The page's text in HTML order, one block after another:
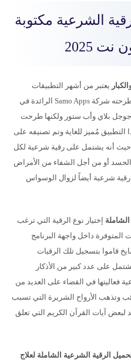
الشرعية مكتوبة
2025
يعتبر من أشهر التطبيقات
الإسلامية الخاصة بالرقية الشرعية وقد طرحته شركة Samo Apps الرائدة في
جوجل بلاي وأب ستور ولكنها طرحت
التطبيق مُميز للغاية وتم تصنيفه على
حيث أنه يشتمل على رقية شرعية لكل
أو من أجل الشفاء من الأمراض
رقية شرعية أيضاً لزوال الوسواس
إختيار نوع الرقية التي ترغب
المتوفرة داخل واجهة البرنامج
قاموا بتسجيل تلك الرقيات
على عدد كبير من الأذكار
فعاليتها في القضاء على العديد من
وتذهب الأرواح الشريرة التي تسبب
لبعض آيات القرآن الكريم التي تعلق
الرقية الشرعية الشاملة لعلاج